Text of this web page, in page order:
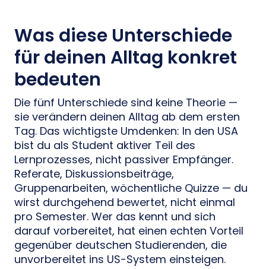
Was diese Unterschiede
für deinen Alltag konkret
bedeuten
Die fünf Unterschiede sind keine Theorie —
sie verändern deinen Alltag ab dem ersten
Tag. Das wichtigste Umdenken: In den USA
bist du als Student aktiver Teil des
Lernprozesses, nicht passiver Empfänger.
Referate, Diskussionsbeiträge,
Gruppenarbeiten, wöchentliche Quizze — du
wirst durchgehend bewertet, nicht einmal
pro Semester. Wer das kennt und sich
darauf vorbereitet, hat einen echten Vorteil
gegenüber deutschen Studierenden, die
unvorbereitet ins US-System einsteigen.